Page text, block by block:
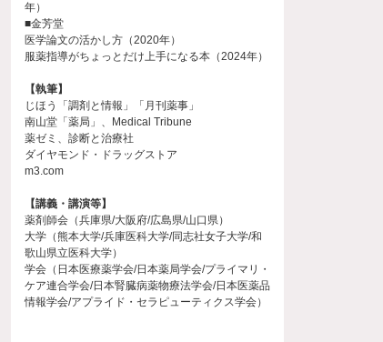
年）
■金芳堂
医学論文の活かし方（2020年）
服薬指導がちょっとだけ上手になる本（2024年）
【執筆】
じほう「調剤と情報」「月刊薬事」
南山堂「薬局」、Medical Tribune
薬ゼミ、診断と治療社
ダイヤモンド・ドラッグストア
m3.com
【講義・講演等】
薬剤師会（兵庫県/大阪府/広島県/山口県）
大学（熊本大学/兵庫医科大学/同志社女子大学/和
歌山県立医科大学）
学会（日本医療薬学会/日本薬局学会/プライマリ・
ケア連合学会/日本腎臓病薬物療法学会/日本医薬品
情報学会/アプライド・セラピューティクス学会）